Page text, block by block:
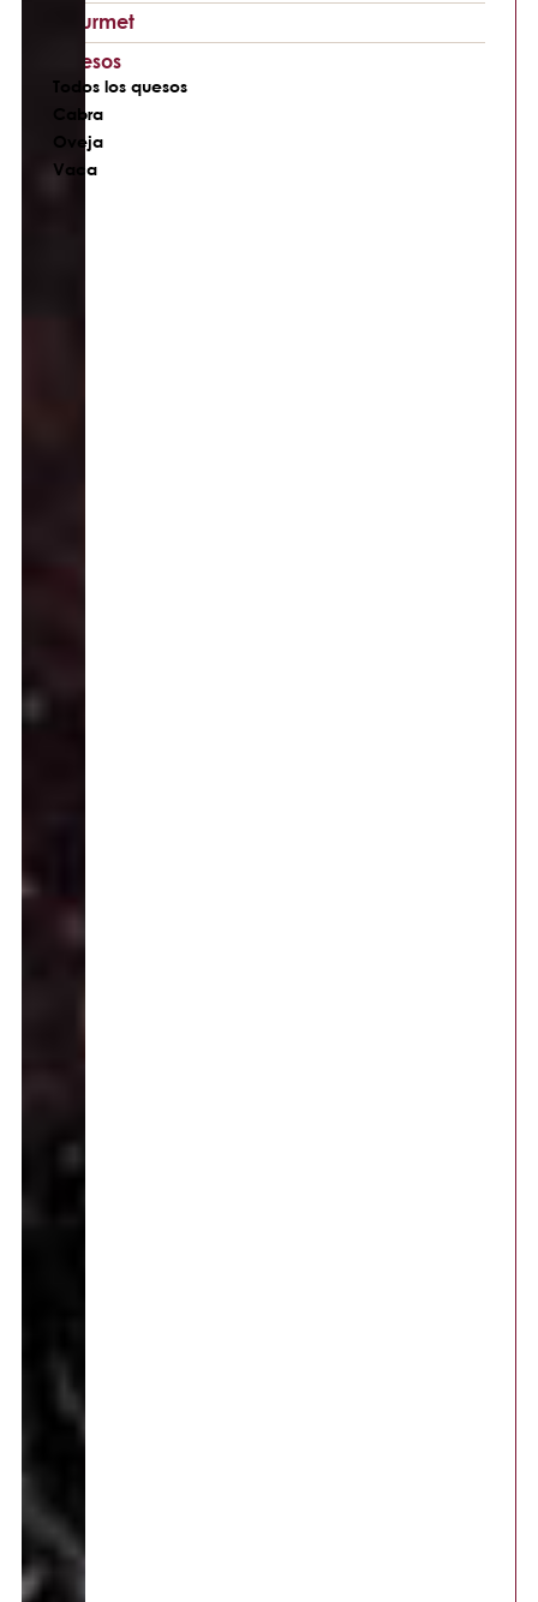
Gourmet
Quesos
Todos los quesos
Cabra
Oveja
Vaca